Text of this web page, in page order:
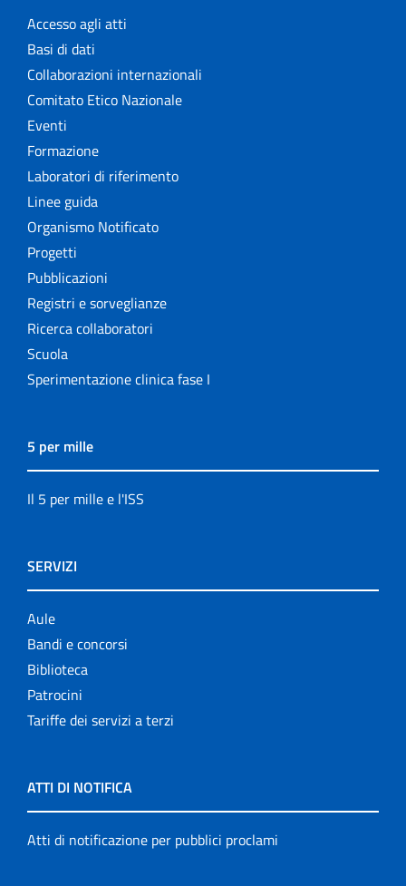
Accesso agli atti
Basi di dati
Collaborazioni internazionali
Comitato Etico Nazionale
Eventi
Formazione
Laboratori di riferimento
Linee guida
Organismo Notificato
Progetti
Pubblicazioni
Registri e sorveglianze
Ricerca collaboratori
Scuola
Sperimentazione clinica fase I
5 per mille
Il 5 per mille e l'ISS
SERVIZI
Aule
Bandi e concorsi
Biblioteca
Patrocini
Tariffe dei servizi a terzi
ATTI DI NOTIFICA
Atti di notificazione per pubblici proclami